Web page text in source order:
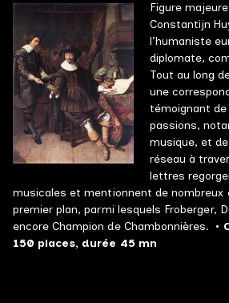
Figure
Constantijn
l’humaniste
diplomate,
Tout au long
une
témoignant
passions,
musique, et
réseau à
lettres
musicales et mentionnent de nombreux
premier plan, parmi lesquels Froberger,
encore Champion de Chambonnières. •
150 places, durée 45 mn